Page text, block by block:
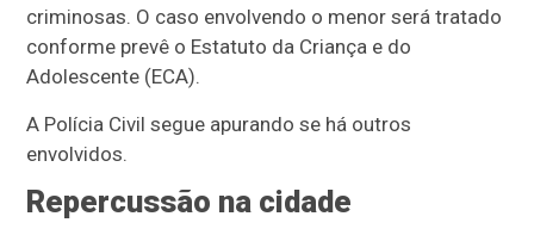
criminosas. O caso envolvendo o menor será tratado
conforme prevê o Estatuto da Criança e do
Adolescente (ECA).
A Polícia Civil segue apurando se há outros
envolvidos.
Repercussão na cidade